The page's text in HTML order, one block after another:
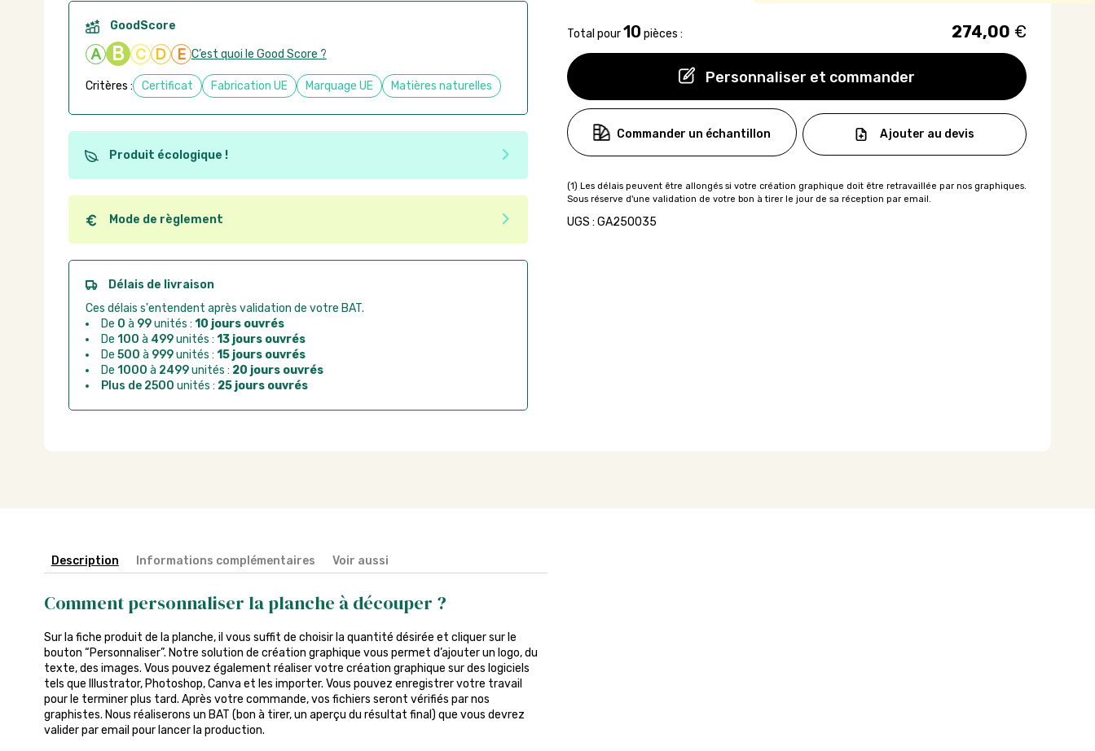
Personnaliser et commander
Total pour10 pièces : 274,00 €
Commander un échantillon Ajouter au devis
UGS : GA250035
GoodScore
A B C D E C’est quoi le Good Score ?
Critères : Certificat Fabrication UE Marquage UE Matières naturelles
Produit écologique !
Ce produit est éco-conçu, il a été fabriqué à partir de matériaux recyclés ou
recyclables. Ces produits peuvent plus facilement obtenir une seconde vie après
utilisation. L'origine de fabrication du produit n'entre pas dans les critères d'éco-
conception.
Mode de règlement
Quel que soit le mode de règlement, vous pouvez passer commande en ligne sur
Good Act.
Paiement CB :paiement sécurisé par carte bancaire
Virement bancaire :
règlement sur facture après la commande
Chorus Pro :règlement par mandat administratif après la commande
Délais de livraison
Ces délais s'entendent après validation de votre BAT.
De 0 à 99unités : 10 jours ouvrés
De 100 à 499unités : 13 jours ouvrés
De 500 à 999unités : 15 jours ouvrés
De 1000 à 2499unités : 20 jours ouvrés
Plus de 2500 unités : 25 jours ouvrés
Description Informations complémentaires Voir aussi
Comment personnaliser la planche à découper ?
Sur la fiche produit de la planche, il vous suffit de choisir la quantité désirée et cliquer sur le
bouton “Personnaliser”. Notre solution de création graphique vous permet d’ajouter un logo, du
texte, des images. Vous pouvez également réaliser votre création graphique sur des logiciels
tels que Illustrator, Photoshop, Canva et les importer. Vous pouvez enregistrer votre travail
pour le terminer plus tard. Après votre commande, vos fichiers seront vérifiés par nos
graphistes. Nous réaliserons un BAT (bon à tirer, un aperçu du résultat final) que vous devrez
valider par email pour lancer la production.